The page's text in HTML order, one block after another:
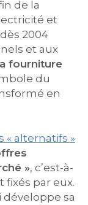
de la
et
2004
et aux
fourniture
du
en
« alternatifs »
», c’est-à-
par eux.
développe sa